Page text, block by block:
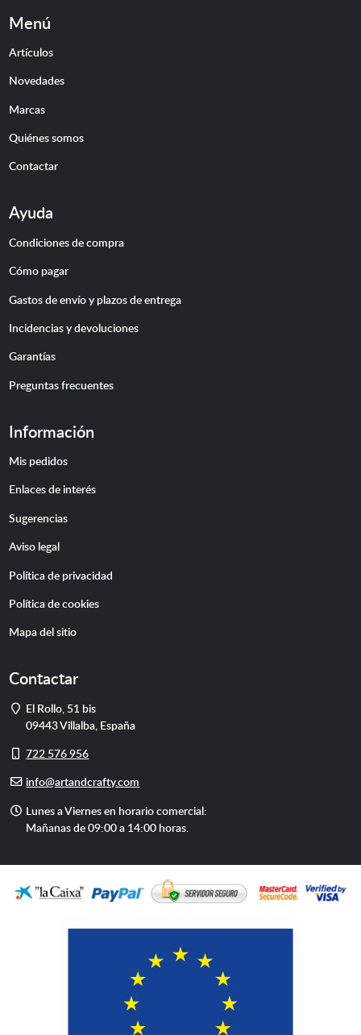
Menú
Artículos
Novedades
Marcas
Quiénes somos
Contactar
Ayuda
Condiciones de compra
Cómo pagar
Gastos de envío y plazos de entrega
Incidencias y devoluciones
Garantías
Preguntas frecuentes
Información
Mis pedidos
Enlaces de interés
Sugerencias
Aviso legal
Política de privacidad
Política de cookies
Mapa del sitio
Contactar
Dirección
El Rollo, 51 bis
09443Villalba España
Móvil
722 576 956
E-info@artandcrafty.com
Horario
de
Lunes a Viernes en horario comercial:
Mañanas de 09:00 a 14:00 horas.